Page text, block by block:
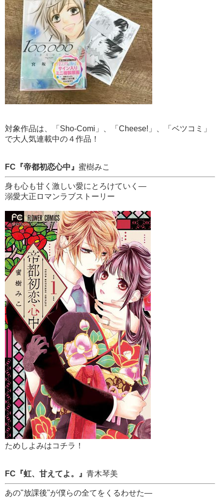
対象作品は、「Sho-Comi」、「Cheese!」、「ベツコミ」
で大人気連載中の４作品！
FC『帝都初恋心中』 蜜樹みこ
身も心も甘く激しい愛にとろけていく―
溺愛大正ロマンラブストーリー
ためしよみはコチラ！
FC『虹、甘えてよ。』 青木琴美
あの"放課後"が僕らの全てをくるわせた―